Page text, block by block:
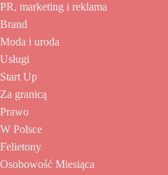
PR, marketing i reklama
Brand
Moda i uroda
Usługi
Start Up
Za granicą
Prawo
W Polsce
Felietony
Osobowość Miesiąca